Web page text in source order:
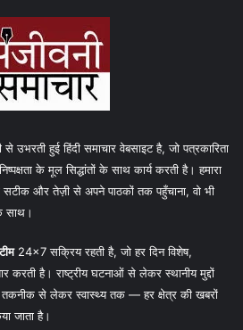
हुई हिंदी समाचार वेबसाइट है, जो पत्रकारिता
के मूल सिद्धांतों के साथ कार्य करती है। हमारा
सटीक और तेज़ी से अपने पाठकों तक पहुँचाना, वो भी
साथ।
24×7 सक्रिय रहती है, जो हर दिन विशेष,
करती है। राष्ट्रीय घटनाओं से लेकर स्थानीय मुद्दों
से लेकर स्वास्थ्य तक — हर क्षेत्र की खबरों
जाता है।